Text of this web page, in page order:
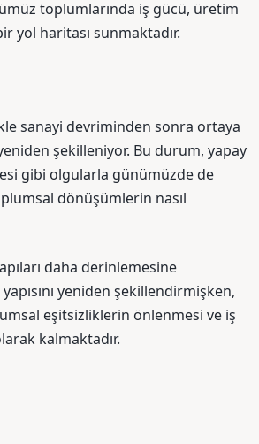
toplumlarında iş gücü, üretim
yol haritası sunmaktadır.
sanayi devriminden sonra ortaya
şekilleniyor. Bu durum, yapay
gibi olgularla günümüzde de
dönüşümlerin nasıl
daha derinlemesine
yeniden şekillendirmişken,
eşitsizliklerin önlenmesi ve iş
kalmaktadır.